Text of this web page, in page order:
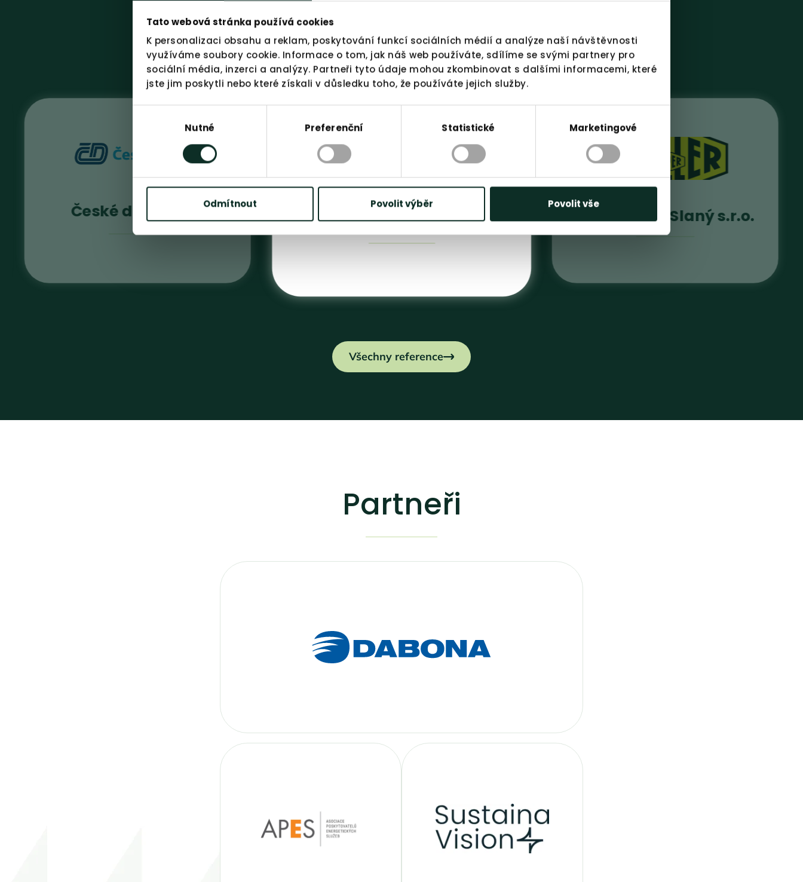
Tato webová stránka používá cookies
K personalizaci obsahu a reklam, poskytování funkcí sociálních médií a analýze naší návštěvnosti
využíváme soubory cookie. Informace o tom, jak náš web používáte, sdílíme se svými partnery pro
sociální média, inzerci a analýzy. Partneři tyto údaje mohou zkombinovat s dalšími informacemi, které
jste jim poskytli nebo které získali v důsledku toho, že používáte jejich služby.
Nutné Preferenční Statistické Marketingové
Odmítnout Povolit výběr Povolit vše
Reference
Reference
Reference
České dráhy, a.s. Meopta s.r.o. F.X. MEILLER Slaný s.r.o.
Všechny reference
Partneři